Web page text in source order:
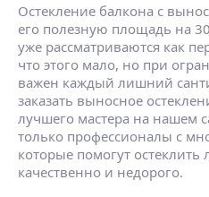
Остекление балкона с
его полезную площадь на
уже рассматриваются как
что этого мало, но при
важен каждый лишний
заказать выносное
лучшего мастера на нашем
только профессионалы с
которые помогут
качественно и недорого.